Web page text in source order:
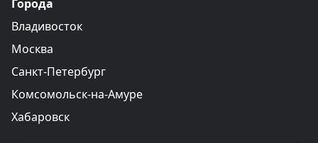
Города
Владивосток
Москва
Санкт-Петербург
Комсомольск-на-Амуре
Хабаровск